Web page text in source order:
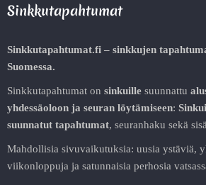
Sinkkutapahtumat
Sinkkutapahtumat.fi – sinkkujen
Suomessa.
Sinkkutapahtumat on sinkuille suunnattu
yhdessäoloon ja seuran löytämiseen:
suunnatut tapahtumat, seuranhaku sekä
Mahdollisia sivuvaikutuksia: uusia ystäviä,
viikonloppuja ja satunnaisia perhosia